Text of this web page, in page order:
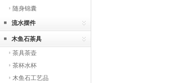
随身锦囊
流水摆件
木鱼石茶具
茶具茶壶
茶杯水杯
木鱼石工艺品